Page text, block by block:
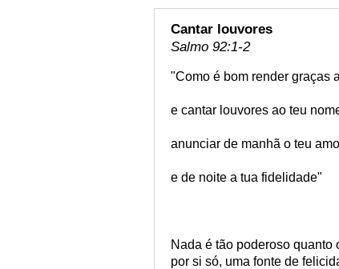
Cantar louvores
Salmo 92:1-2
"Como é bom render graças
e cantar louvores ao teu
anunciar de manhã o teu
e de noite a tua fidelidade"
Nada é tão poderoso quanto
por si só, uma fonte de